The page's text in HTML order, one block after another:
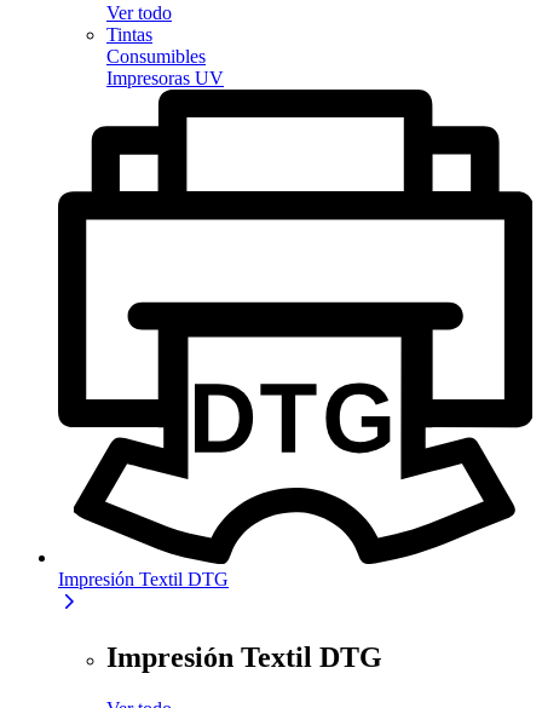
Ver todo
Tintas
Consumibles
Impresoras UV
Impresión Textil DTG
Impresión Textil DTG